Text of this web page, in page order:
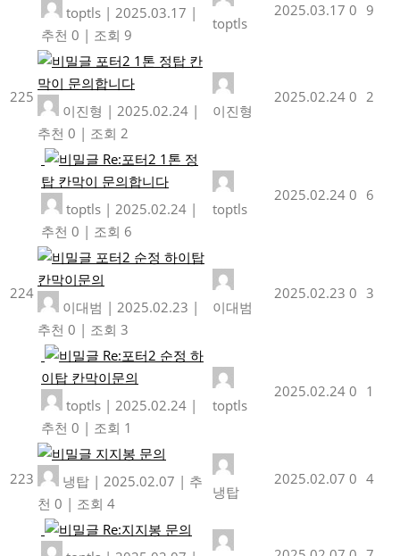
toptls | 2025.03.17 |
추천 0 | 조회 9
toptls
2025.03.17 0 9
225
포터2 1톤 정탑 칸
막이 문의합니다
이진형 | 2025.02.24 |
추천 0 | 조회 2
이진형
2025.02.24 0 2
Re:포터2 1톤 정
탑 칸막이 문의합니다
toptls | 2025.02.24 |
추천 0 | 조회 6
toptls
2025.02.24 0 6
224
포터2 순정 하이탑
칸막이문의
이대범 | 2025.02.23 |
추천 0 | 조회 3
이대범
2025.02.23 0 3
Re:포터2 순정 하
이탑 칸막이문의
toptls | 2025.02.24 |
추천 0 | 조회 1
toptls
2025.02.24 0 1
223
지지봉 문의
냉탑 | 2025.02.07 | 추
천 0 | 조회 4
냉탑
2025.02.07 0 4
Re:지지봉 문의